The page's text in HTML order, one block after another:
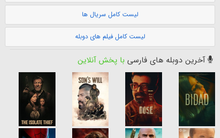
لیست کامل سریال ها
لیست کامل فیلم های دوبله
آخرین دوبله های فارسی با پخش آنلاین